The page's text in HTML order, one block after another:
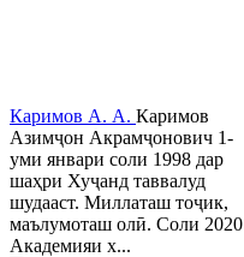
Каримов А. А. Каримов
Азимҷон Акрамҷонович 1-
уми январи соли 1998 дар
шаҳри Хуҷанд таввалуд
шудааст. Миллаташ тоҷик,
маълумоташ олӣ. Соли 2020
Академияи х...